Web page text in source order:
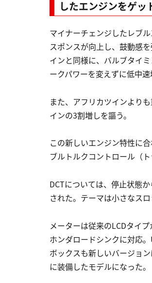
したエンジンをゲッ
マイナーチェンジしたレブ
スポンスが向上し、鼓動感
インと同様に、バルブタイ
ークパワーを変えずに低中
また、アフリカツインより
インの3割増しを謳う。
この新しいエンジン特性に
ブルトルクコントロール（
DCTについては、停止状態
された。テーマは小さなス
メーターは従来のLCDタイ
ホンダロードシンクに対応
ボックスも新しいバージョ
に装備したモデルになった。